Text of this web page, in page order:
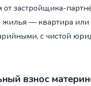
застройщика-
жилья — квартира или
с чистой
взнос